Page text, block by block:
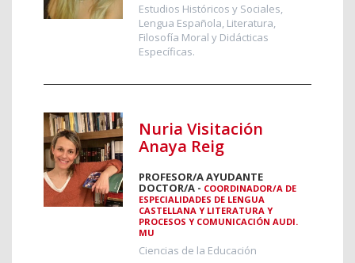
Estudios Históricos y Sociales,
Lengua Española, Literatura,
Filosofía Moral y Didácticas
Específicas.
Nuria Visitación
Anaya Reig
PROFESOR/A AYUDANTE
DOCTOR/A - COORDINADOR/A DE
ESPECIALIDADES DE LENGUA
CASTELLANA Y LITERATURA Y
PROCESOS Y COMUNICACIÓN AUDI.
MU
Ciencias de la Educación